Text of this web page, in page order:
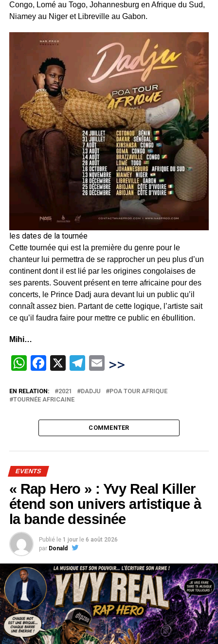
Congo, Lomé au Togo, Johannesburg en Afrique du Sud,
Niamey au Niger et Libreville au Gabon.
les dates de la tournée
Cette tournée qui est la première du genre pour le
chanteur lui permettra de se rapprocher un peu plus d’un
continent dont il est lié par les origines congolaises de
ses parents. Souvent présent en terre africaine pour des
concerts, le Prince Dadj aura devant lui un public qu’il
connaît assez bien. Partant de cette logique, l’artiste sait
ce qu’il faudra faire pour mettre ce public en ébullition.
Mihi…
WhatsApp
Facebook
X Telegram
Email
>>
EN RELATION: 2021 DADJU
POA TOUR AFRIQUE
TOURNÉE AFRICAINE
COMMENTER
EVENTS
« Rap Hero » : Yvy Real Killer
étend son univers artistique à
la bande dessinée
Publié le 1 jour le 6 août 2026
par Donald